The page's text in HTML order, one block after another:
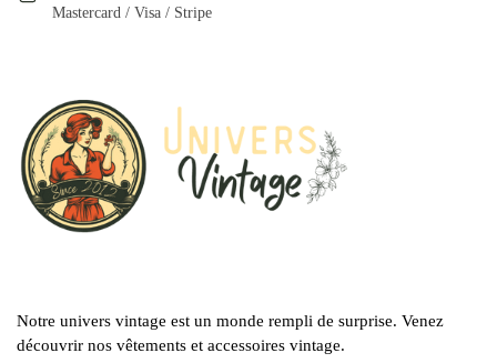
Mastercard / Visa / Stripe
Notre univers vintage est un monde rempli de surprise. Venez
découvrir nos vêtements et accessoires vintage.